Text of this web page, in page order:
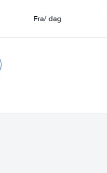
Fra/ dag